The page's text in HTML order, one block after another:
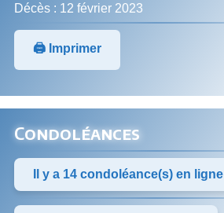
Décès : 12 février 2023
🖨️ Imprimer
Condoléances
Il y a 14 condoléance(s) en ligne